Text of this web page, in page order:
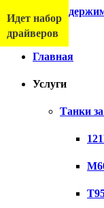
Перейти к
Меню
Главная
Услуги
Танки
Идет набор
драйверов